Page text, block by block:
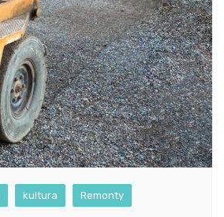
kultura Remonty